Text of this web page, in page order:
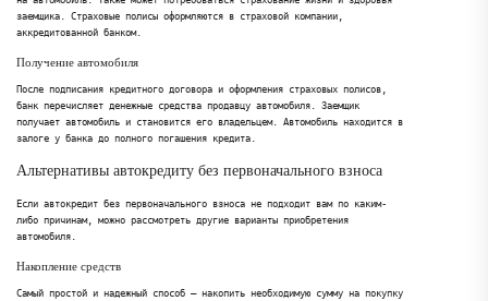
заемщика. Страховые полисы оформляются в страховой компании,
аккредитованной банком.
Получение автомобиля
После подписания кредитного договора и оформления страховых полисов,
банк перечисляет денежные средства продавцу автомобиля. Заемщик
получает автомобиль и становится его владельцем. Автомобиль находится в
залоге у банка до полного погашения кредита.
Альтернативы автокредиту без первоначального взноса
Если автокредит без первоначального взноса не подходит вам по каким-
либо причинам, можно рассмотреть другие варианты приобретения
автомобиля.
Накопление средств
Самый простой и надежный способ – накопить необходимую сумму на покупку